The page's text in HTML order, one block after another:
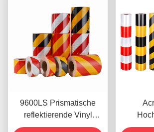
9600LS Prismatische
reflektierende Vinyl
Rollen Film hohe